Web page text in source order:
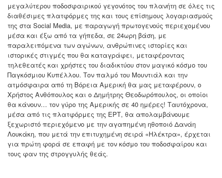
μεγαλύτερου ποδοσφαιρικού γεγονότος του πλανήτη σε όλες τις
διαθέσιμες πλατφόρμες της και τους επίσημους λογαριασμούς
της στα Social Media, με παραγωγή πρωτογενούς περιεχομένου
μέσα και έξω από τα γήπεδα, σε 24ωρη βάση, με
παραλειπόμενα των αγώνων, ανθρώπινες ιστορίες και
ιστορικές στιγμές που θα καταγράφει, μεταφέροντας
τηλεθεατές και χρήστες του διαδικτύου στον μαγικό κόσμο του
Παγκόσμιου Κυπέλλου. Τον παλμό του Μουντιάλ και την
ατμόσφαιρα από τη Βόρεια Αμερική θα μας μεταφέρουν, ο
Χρήστος Ανθόπουλος και ο Δημήτρης Θεοδωρόπουλος, οι οποίοι
θα κάνουν… τον γύρο της Αμερικής σε 40 ημέρες! Ταυτόχρονα,
μέσα από τις πλατφόρμες της ΕΡΤ, θα απολαμβάνουμε
ξεχωριστό περιεχόμενο με την αγαπημένη ηθοποιό Δανάη
Λουκάκη, που μετά την επιτυχημένη σειρά «Ηλέκτρα», έρχεται
για πρώτη φορά σε επαφή με τον κόσμο του ποδοσφαίρου και
τους φαν της στρογγυλής θεάς.